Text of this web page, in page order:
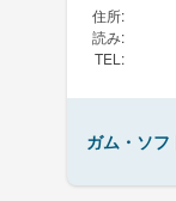
住所:
読み:
TEL :
ガム・ソ